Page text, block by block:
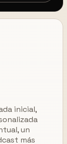
inicial,
un
más